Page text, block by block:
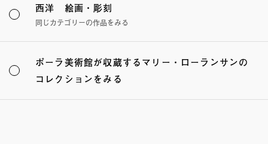
西洋 絵画・彫刻
同じカテゴリーの作品をみる
ポーラ美術館が収蔵するマリー・ローランサンの
コレクションをみる